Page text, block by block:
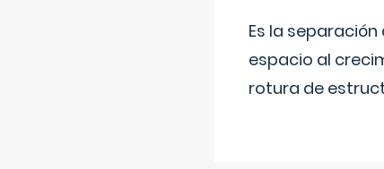
Es la
espacio al
rotura de